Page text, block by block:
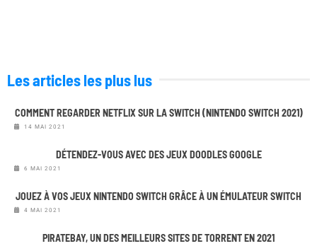
Les articles les plus lus
COMMENT REGARDER NETFLIX SUR LA SWITCH (NINTENDO SWITCH 2021)
14 MAI 2021
DÉTENDEZ-VOUS AVEC DES JEUX DOODLES GOOGLE
6 MAI 2021
JOUEZ À VOS JEUX NINTENDO SWITCH GRÂCE À UN ÉMULATEUR SWITCH
4 MAI 2021
PIRATEBAY, UN DES MEILLEURS SITES DE TORRENT EN 2021